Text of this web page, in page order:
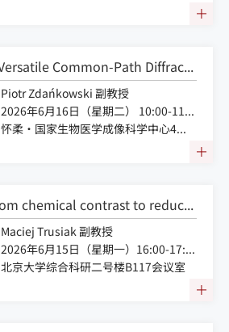
A Versatile Common-Path Diffraction Grating Framework for Quantitative Phase Imaging and Optical Diffraction Tomography
Piotr Zdańkowski 副教授
2026年6月16日（星期二） 10:00-11:00
怀柔·国家生物医学成像科学中心4号楼4103
From chemical contrast to reduced scattering: broadband lensless holography on a standard sensor for label-free high-content computational bio-microscopy and tomography
Maciej Trusiak 副教授
2026年6月15日（星期一）16:00-17:00
北京大学综合科研二号楼B117会议室